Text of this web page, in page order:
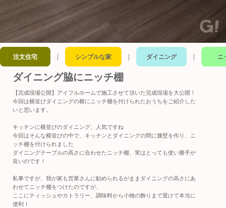
注文住宅 ｜ シンプルな家 ｜ ダイニング ｜ ニ
ダイニング脇にニッチ棚
【完成現場公開】アイフルホームで施工させて頂いた完成現場を大公開！
今回は横並びダイニングの横にニッチ棚を付けられたおうちをご紹介した
いと思います。
キッチンに横並びのダイニング、人気ですね
今回はそんな横並びの中で、キッチンとダイニングの間に腰壁を作り、ニ
ッチ棚を付けられました
ダイニングテーブルの高さに合わせたニッチ棚、実はとっても使い勝手が
良いのです！
私事ですが、我が家も営業さんに勧められるがままダイニングの高さにあ
わせてニッチ棚をつけたのですが、
ここにティッシュやカトラリー、調味料から小物の飾りまで置けて本当に
便利！